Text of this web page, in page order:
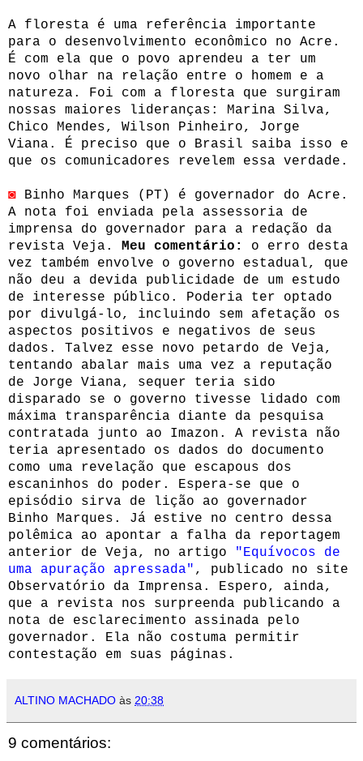
A floresta é uma referência importante
para o desenvolvimento econômico no Acre.
É com ela que o povo aprendeu a ter um
novo olhar na relação entre o homem e a
natureza. Foi com a floresta que surgiram
nossas maiores lideranças: Marina Silva,
Chico Mendes, Wilson Pinheiro, Jorge
Viana. É preciso que o Brasil saiba isso e
que os comunicadores revelem essa verdade.
◙ Binho Marques (PT) é governador do Acre.
A nota foi enviada pela assessoria de
imprensa do governador para a redação da
revista Veja. Meu comentário:
o erro desta
vez também envolve o governo estadual, que
não deu a devida publicidade de um estudo
de interesse público. Poderia ter optado
por divulgá-lo, incluindo sem afetação os
aspectos positivos e negativos de seus
dados. Talvez esse novo petardo de Veja,
tentando abalar mais uma vez a reputação
de Jorge Viana, sequer teria sido
disparado se o governo tivesse lidado com
máxima transparência diante da pesquisa
contratada junto ao Imazon. A revista não
teria apresentado os dados do documento
como uma revelação que escapous dos
escaninhos do poder. Espera-se que o
episódio sirva de lição ao governador
Binho Marques. Já estive no centro dessa
polêmica ao apontar a falha da reportagem
anterior de Veja, no artigo
"Equívocos de
uma apuração apressada" , publicado no site
Observatório da Imprensa. Espero, ainda,
que a revista nos surpreenda publicando a
nota de esclarecimento assinada pelo
governador. Ela não costuma permitir
contestação em suas páginas.
ALTINO MACHADO às 20:38
9 comentários: